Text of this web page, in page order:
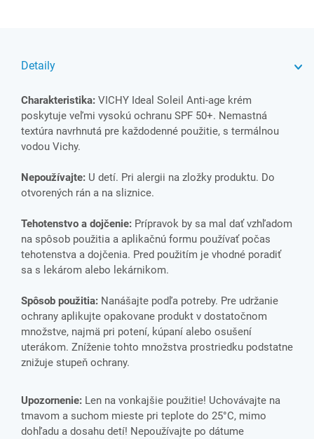
Detaily
Charakteristika: VICHY Ideal Soleil Anti-age krém
poskytuje veľmi vysokú ochranu SPF 50+. Nemastná
textúra navrhnutá pre každodenné použitie, s termálnou
vodou Vichy.
Nepoužívajte: U detí. Pri alergii na zložky produktu. Do
otvorených rán a na sliznice.
Tehotenstvo a dojčenie: Prípravok by sa mal dať vzhľadom
na spôsob použitia a aplikačnú formu používať počas
tehotenstva a dojčenia. Pred použitím je vhodné poradiť
sa s lekárom alebo lekárnikom.
Spôsob použitia: Nanášajte podľa potreby. Pre udržanie
ochrany aplikujte opakovane produkt v dostatočnom
množstve, najmä pri potení, kúpaní alebo osušení
uterákom. Zníženie tohto množstva prostriedku podstatne
znižuje stupeň ochrany.
Upozornenie: Len na vonkajšie použitie! Uchovávajte na
tmavom a suchom mieste pri teplote do 25°C, mimo
dohľadu a dosahu detí! Nepoužívajte po dátume